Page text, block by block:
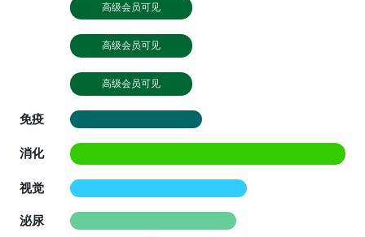
高级会员可见
高级会员可见
高级会员可见
免疫
消化
视觉
泌尿